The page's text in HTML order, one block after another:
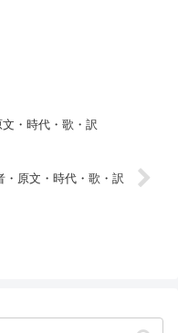
・時代・歌・訳
・原文・時代・歌・訳